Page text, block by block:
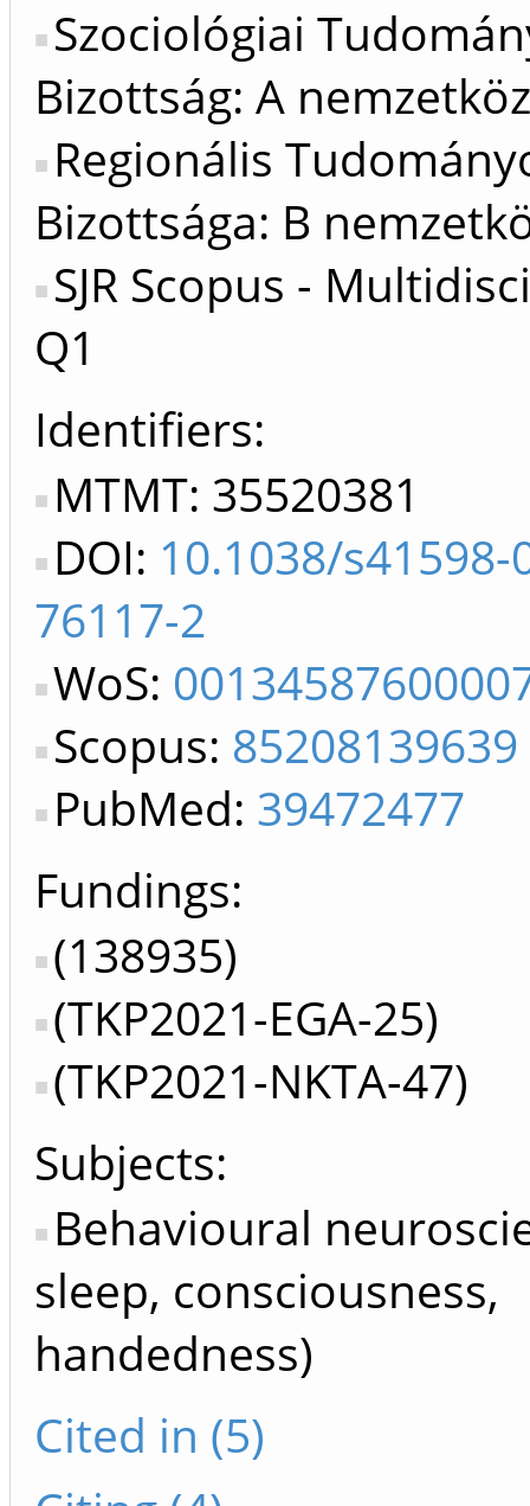
Szociológiai
Bizottság: A
Regionális
Bizottsága: B
SJR Scopus -
Q1
Identifiers
MTMT: 35520381
DOI: 10.1038/s41598-
76117-2
WoS:
Scopus: 85208139639
PubMed: 39472477
Fundings:
(138935)
(TKP2021-EGA-25)
(TKP2021-NKTA-47)
Subjects:
Behavioural
sleep, consciousness,
handedness)
Cited in (5)